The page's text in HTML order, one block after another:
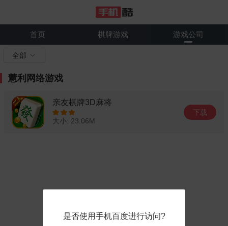
首页 棋牌游戏 游戏公司
全部
慧利网络游戏
亲友棋牌3D麻将
大小: 23.06M
下载
是否使用手机百度进行访问?